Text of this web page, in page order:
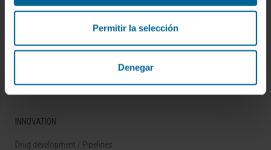
Permitir la selección
Denegar
Our Researchers
Technology platforms
INNOVATION
Drug development / Pipelines